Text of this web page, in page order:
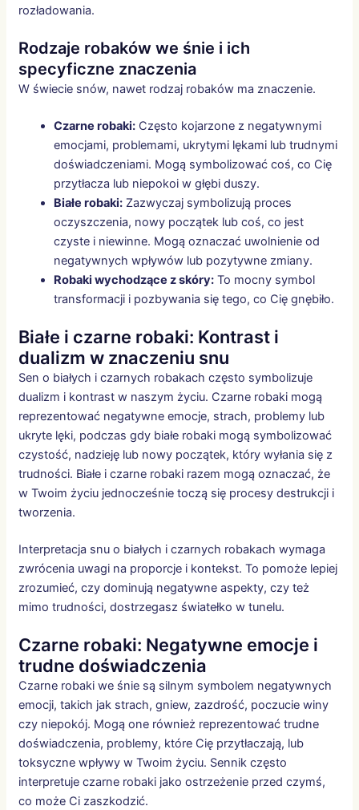
rozładowania.
Rodzaje robaków we śnie i ich
specyficzne znaczenia
W świecie snów, nawet rodzaj robaków ma znaczenie.
Czarne robaki:Często kojarzone z negatywnymi
emocjami, problemami, ukrytymi lękami lub trudnymi
doświadczeniami. Mogą symbolizować coś, co Cię
przytłacza lub niepokoi w głębi duszy.
Białe robaki:Zazwyczaj symbolizują proces
oczyszczenia, nowy początek lub coś, co jest
czyste i niewinne. Mogą oznaczać uwolnienie od
negatywnych wpływów lub pozytywne zmiany.
Robaki wychodzące z skóry:To mocny symbol
transformacji i pozbywania się tego, co Cię gnębiło.
Białe i czarne robaki: Kontrast i
dualizm w znaczeniu snu
Sen o białych i czarnych robakach często symbolizuje
dualizm i kontrast w naszym życiu. Czarne robaki mogą
reprezentować negatywne emocje, strach, problemy lub
ukryte lęki, podczas gdy białe robaki mogą symbolizować
czystość, nadzieję lub nowy początek, który wyłania się z
trudności. Białe i czarne robaki razem mogą oznaczać, że
w Twoim życiu jednocześnie toczą się procesy destrukcji i
tworzenia.
Interpretacja snu o białych i czarnych robakach wymaga
zwrócenia uwagi na proporcje i kontekst. To pomoże lepiej
zrozumieć, czy dominują negatywne aspekty, czy też
mimo trudności, dostrzegasz światełko w tunelu.
Czarne robaki: Negatywne emocje i
trudne doświadczenia
Czarne robaki we śnie są silnym symbolem negatywnych
emocji, takich jak strach, gniew, zazdrość, poczucie winy
czy niepokój. Mogą one również reprezentować trudne
doświadczenia, problemy, które Cię przytłaczają, lub
toksyczne wpływy w Twoim życiu. Sennik często
interpretuje czarne robaki jako ostrzeżenie przed czymś,
co może Ci zaszkodzić.